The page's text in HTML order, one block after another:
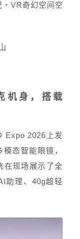
VR奇幻空间空
机身，搭载
Expo 2026上发
态智能眼镜，
在现场展示了全
助理、40g超轻